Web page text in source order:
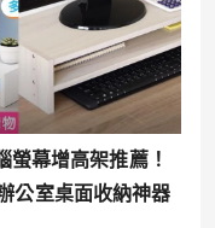
幕增高架推薦！
公室桌面收納神器